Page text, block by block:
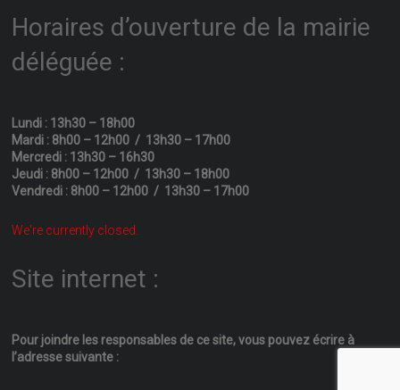
Horaires d’ouverture de la mairie
déléguée :
Lundi : 13h30 – 18h00
Mardi : 8h00 – 12h00 / 13h30 – 17h00
Mercredi : 13h30 – 16h30
Jeudi : 8h00 – 12h00 / 13h30 – 18h00
Vendredi : 8h00 – 12h00 / 13h30 – 17h00
We're currently closed.
Site internet :
Pour joindre les responsables de ce site, vous pouvez écrire à
l’adresse suivante :